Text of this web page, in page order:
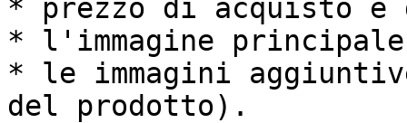
* prezzo di acquisto e
* l'immagine principale
* le immagini
del prodotto).